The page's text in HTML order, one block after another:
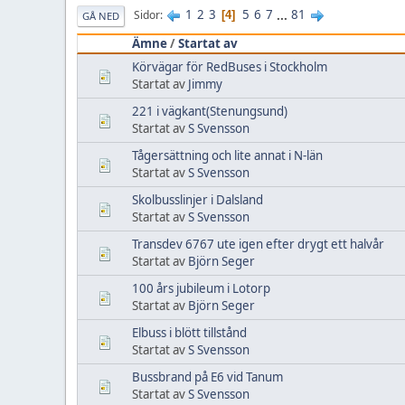
GÅ NED Sidor 1 2 3 4 5 6 7 ... 81
Ämne/Startat av
Körvägar för RedBuses i Stockholm
Startat av Jimmy
221 i vägkant(Stenungsund)
Startat avS Svensson
Tågersättning och lite annat i N-län
Startat avS Svensson
Skolbusslinjer i Dalsland
Startat avS Svensson
Transdev 6767 ute igen efter drygt ett halvår
Startat av Björn Seger
100 års jubileum i Lotorp
Startat av Björn Seger
Elbuss i blött tillstånd
Startat avS Svensson
Bussbrand på E6 vid Tanum
Startat avS Svensson